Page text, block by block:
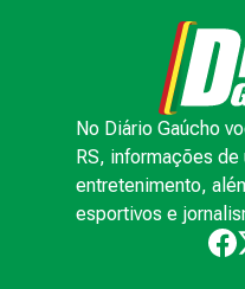
No Diário Gaúcho
RS, informações
entretenimento,
esportivos e